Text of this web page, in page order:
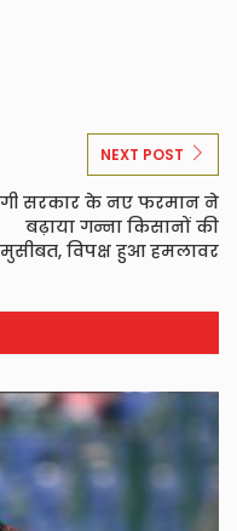
NEXT POST
सरकार के नए फरमान ने
बढ़ाया गन्ना किसानों की
मुसीबत, विपक्ष हुआ हमलावर